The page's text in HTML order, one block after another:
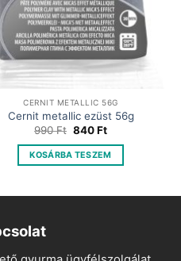
CERNIT METALLIC 56G
Cernit metallic ezüst 56g
990Ft Original
was:
990 Ft.
840FtCurrent
is:
840 Ft.
KOSÁRBA TESZEM